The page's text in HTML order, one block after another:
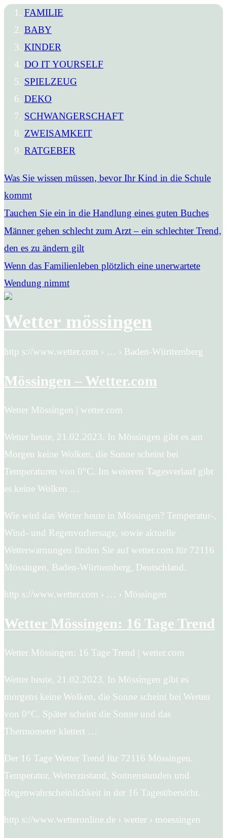
FAMILIE
BABY
KINDER
DO IT YOURSELF
SPIELZEUG
DEKO
SCHWANGERSCHAFT
ZWEISAMKEIT
RATGEBER
Was Sie wissen müssen, bevor Ihr Kind in die Schule
kommt
Tauchen Sie ein in die Handlung eines guten Buches
Männer gehen schlecht zum Arzt – ein schlechter Trend,
den es zu ändern gilt
Wenn das Familienleben plötzlich eine unerwartete
Wendung nimmt
Wetter mössingen
http s://www.wetter.com › … › Baden-Württemberg
Mössingen – Wetter.com
Wetter Mössingen | wetter.com
Wetter heute, 21.02.2023. In Mössingen gibt es am
Morgen keine Wolken, die Sonne scheint bei
Temperaturen von 0°C. Im weiteren Tagesverlauf gibt
es keine Wolken …
Wie wird das Wetter heute in Mössingen? Temperatur-,
Wind- und Regenvorhersage, sowie aktuelle
Wetterwarnungen finden Sie auf wetter.com für 72116
Mössingen, Baden-Württemberg, Deutschland.
http s://www.wetter.com › … › Mössingen
Wetter Mössingen: 16 Tage Trend
Wetter Mössingen: 16 Tage Trend | wetter.com
Wetter heute, 21.02.2023. In Mössingen gibt es
morgens keine Wolken, die Sonne scheint bei Werten
von 0°C. Später scheint die Sonne und das
Thermometer klettert …
Der 16 Tage Wetter Trend für 72116 Mössingen.
Temperatur, Wetterzustand, Sonnenstunden und
Regenwahrscheinlichkeit in der 16 Tagesübersicht.
http s://www.wetteronline.de › wetter › moessingen